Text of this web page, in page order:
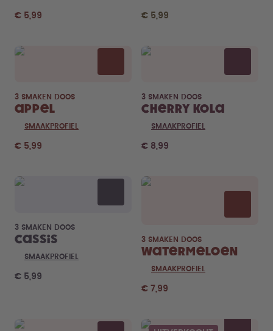
€ 5,99 € 5,99
3 SMAKEN DOOS
Appel
SMAAKPROFIEL
€ 5,99
3 SMAKEN DOOS
Cherry Kola
SMAAKPROFIEL
€ 8,99
3 SMAKEN DOOS
Cassis
SMAAKPROFIEL
€ 5,99
3 SMAKEN DOOS
Watermeloen
SMAAKPROFIEL
€ 7,99